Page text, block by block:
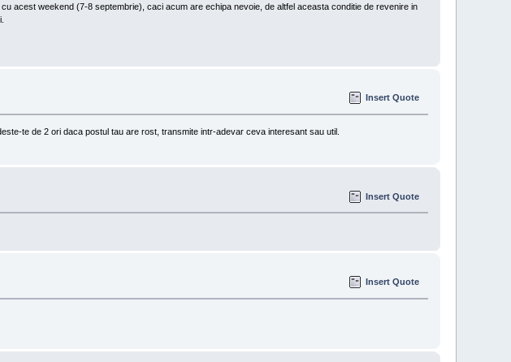
acest weekend (7-8 septembrie), caci acum are echipa nevoie, de altfel aceasta conditie de revenire in
Insert Quote
te de 2 ori daca postul tau are rost, transmite intr-adevar ceva interesant sau util.
Insert Quote
Insert Quote